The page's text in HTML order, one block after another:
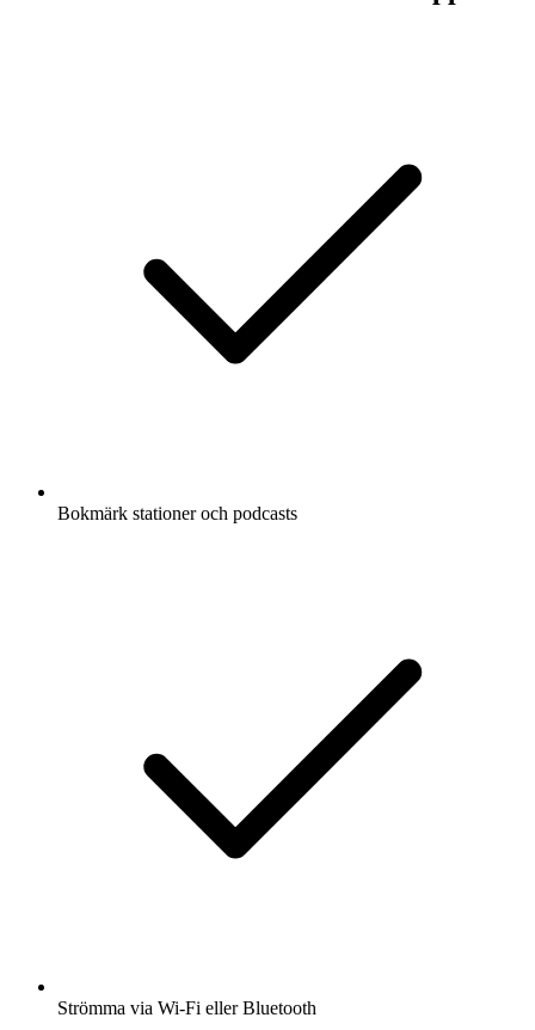
Bokmärk stationer och podcasts
Strömma via Wi-Fi eller Bluetooth